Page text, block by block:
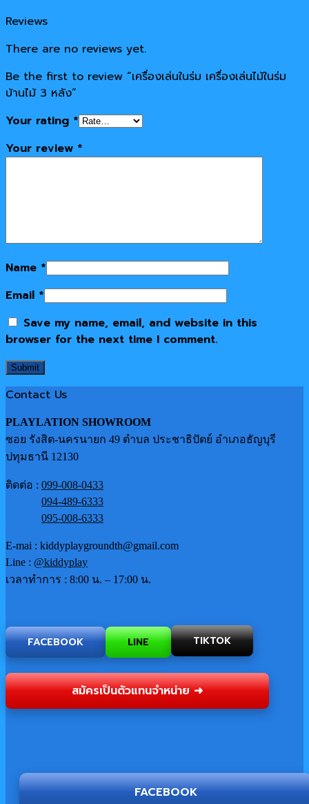
Reviews
There are no reviews yet.
Be the first to review “เครื่องเล่นในร่ม เครื่องเล่นไม้ในร่ม
บ้านไม้ 3 หลัง”
Your rating *
Your review *
Name *
Email *
Save my name, email, and website in this
browser for the next time I comment.
Contact Us
PLAYLATION SHOWROOM
ซอย รังสิต-นครนายก 49 ตำบล ประชาธิปัตย์ อำเภอธัญบุรี
ปทุมธานี 12130
ติดต่อ : 099-008-0433
094-489-6333
095-008-6333
E-mai : kiddyplaygroundth@gmail.com
Line : @kiddyplay
เวลาทำการ : 8:00 น. – 17:00 น.
FACEBOOK LINE TIKTOK
สมัครเป็นตัวแทนจำหน่าย ➜
FACEBOOK